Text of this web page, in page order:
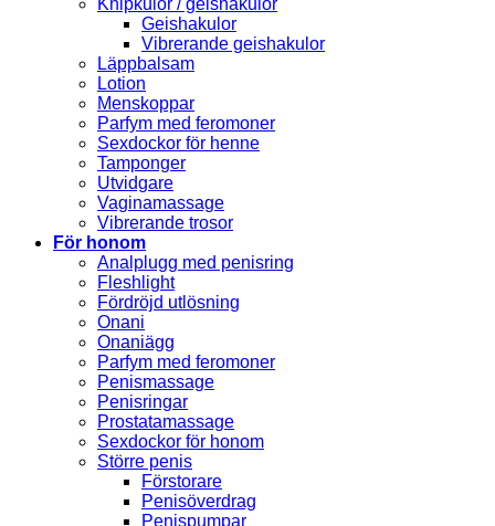
Geishakulor
Vibrerande geishakulor
Läppbalsam
Lotion
Menskoppar
Parfym med feromoner
Sexdockor för henne
Tamponger
Utvidgare
Vaginamassage
Vibrerande trosor
För honom
Analplugg med penisring
Fleshlight
Fördröjd utlösning
Onani
Onaniägg
Parfym med feromoner
Penismassage
Penisringar
Prostatamassage
Sexdockor för honom
Större penis
Förstorare
Penisöverdrag
Penispumpar